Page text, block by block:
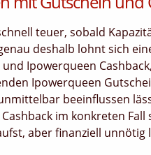
teuer, sobald
deshalb lohnt sich
Ipowerqueen
Ipowerqueen
beeinflussen
im konkreten
aber finanziell unnötig